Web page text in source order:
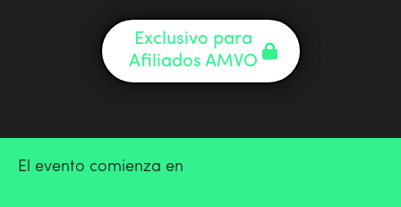
Exclusivo para
Afiliados AMVO
El evento comienza en